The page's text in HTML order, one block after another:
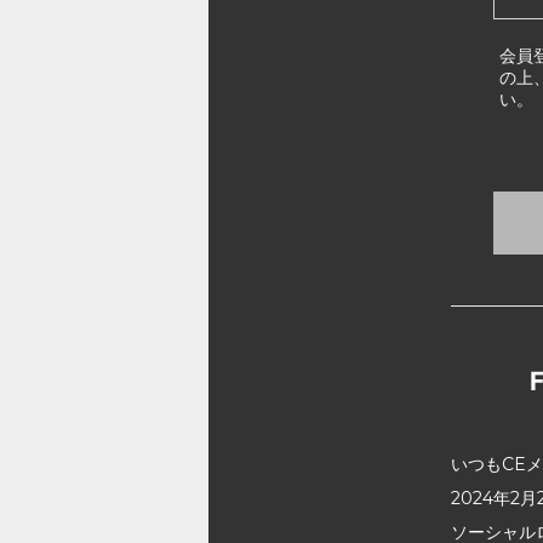
会員
の上
い。
いつもCE
2024年2月
ソーシャ